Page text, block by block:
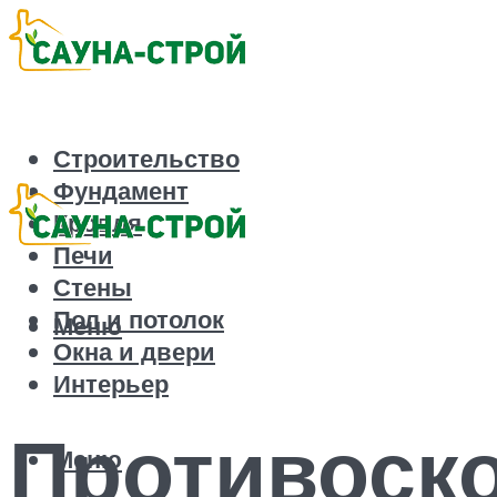
Строительство
Фундамент
Кровля
Печи
Стены
Пол и потолок
Окна и двери
Интерьер
Меню
Меню